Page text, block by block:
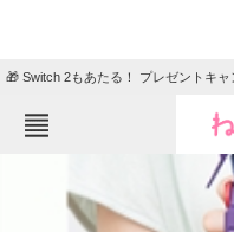
🎁 Switch 2もあたる！ プレゼントキャ